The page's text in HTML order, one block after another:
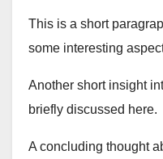
This is a short
some interesting
Another short insight
briefly discussed here.
A concluding thought